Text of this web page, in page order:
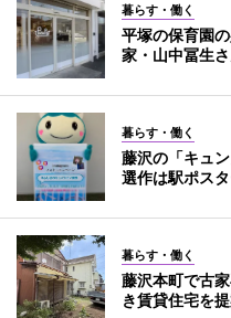
暮らす・働く
平塚の保育園
家・山中冨生
暮らす・働く
藤沢の「キュ
選作は駅ポス
暮らす・働く
藤沢本町で古
き賃貸住宅を